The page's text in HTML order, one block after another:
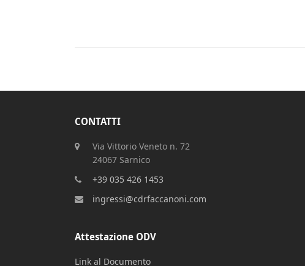
CONTATTI
Via Vittorio Veneto n. 72
24067 Sarnico
+39 035 426 1453
ingressi@cdrfaccanoni.com
Attestazione ODV
Link al Documento